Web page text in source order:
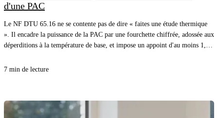
d'une PAC
Le NF DTU 65.16 ne se contente pas de dire « faites une étude thermique
». Il encadre la puissance de la PAC par une fourchette chiffrée, adossée aux
déperditions à la température de base, et impose un appoint d'au moins 1,2
chiffré du DTU lui-même.
7 min de lecture